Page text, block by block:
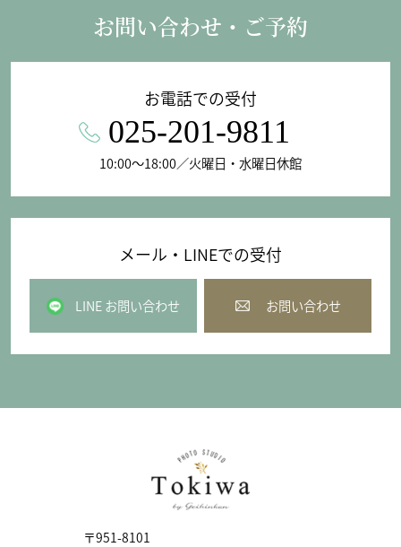
お問い合わせ・ご予約
お電話での受付
025-201-9811
10:00〜18:00／火曜日・水曜日休館
メール・LINEでの受付
LINE お問い合わせ お問い合わせ
〒951-8101